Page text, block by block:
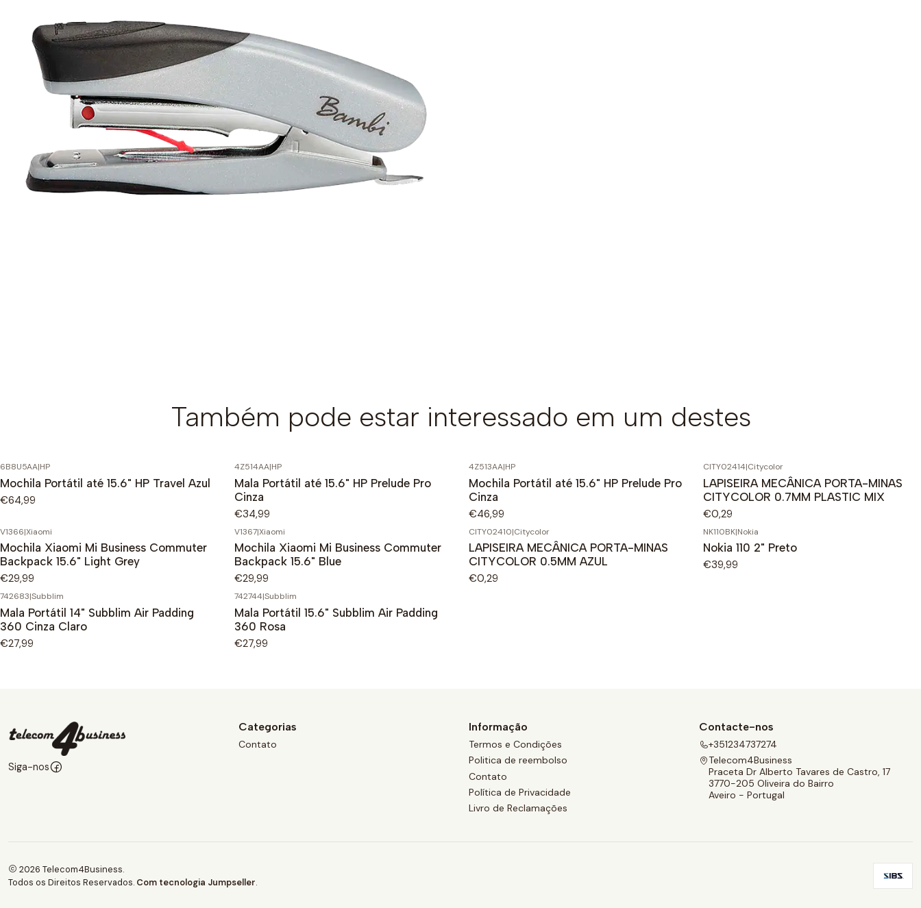
Também pode estar interessado em um destes
6B8U5AA|HP
Mochila Portátil até 15.6" HP Travel Azul
€64,99
4Z514AA|HP
Mala Portátil até 15.6" HP Prelude Pro
Cinza
€34,99
4Z513AA|HP
Mochila Portátil até 15.6" HP Prelude Pro
Cinza
€46,99
CITY02414|Citycolor
LAPISEIRA MECÂNICA PORTA-MINAS
CITYCOLOR 0.7MM PLASTIC MIX
€0,29
V1366|Xiaomi
Mochila Xiaomi Mi Business Commuter
Backpack 15.6" Light Grey
€29,99
V1367|Xiaomi
Mochila Xiaomi Mi Business Commuter
Backpack 15.6" Blue
€29,99
CITY02410|Citycolor
LAPISEIRA MECÂNICA PORTA-MINAS
CITYCOLOR 0.5MM AZUL
€0,29
NK110BK|Nokia
Nokia 110 2" Preto
€39,99
742683|Subblim
Mala Portátil 14" Subblim Air Padding
360 Cinza Claro
€27,99
742744|Subblim
Mala Portátil 15.6" Subblim Air Padding
360 Rosa
€27,99
Siga-nos
Categorias
Contato
Informação
Termos e Condições
Politica de reembolso
Contato
Política de Privacidade
Livro de Reclamações
Contacte-nos
+351234737274
Telecom4Business
Praceta Dr Alberto Tavares de Castro, 17
3770-205 Oliveira do Bairro
Aveiro - Portugal
2026 Telecom4Business.
Todos os Direitos Reservados. Com tecnologia Jumpseller.